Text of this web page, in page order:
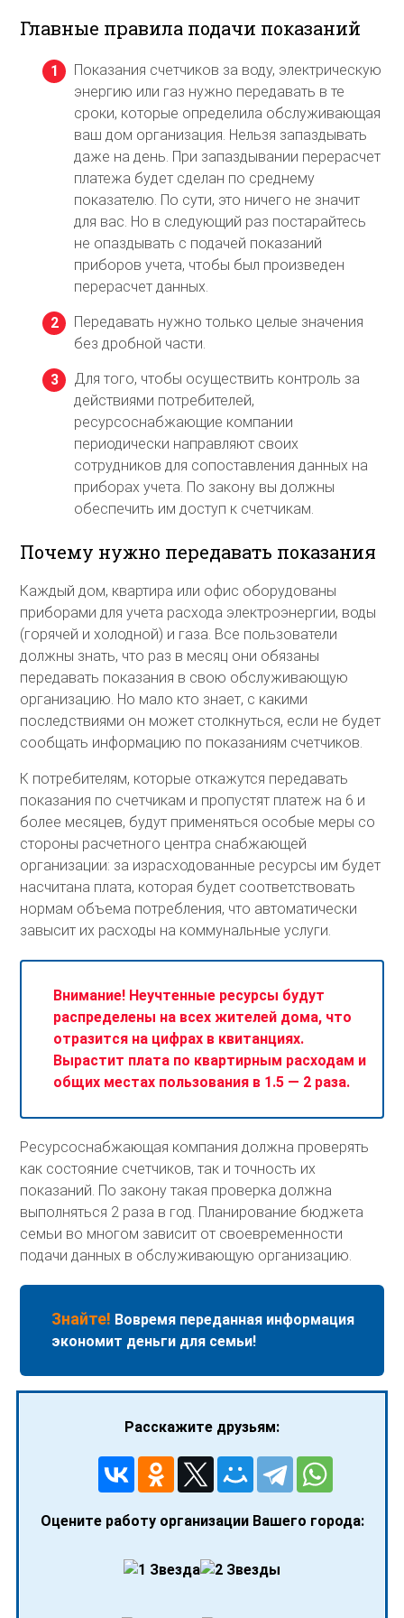
Главные правила подачи показаний
Показания счетчиков за воду, электрическую
энергию или газ нужно передавать в те
сроки, которые определила обслуживающая
ваш дом организация. Нельзя запаздывать
даже на день. При запаздывании перерасчет
платежа будет сделан по среднему
показателю. По сути, это ничего не значит
для вас. Но в следующий раз постарайтесь
не опаздывать с подачей показаний
приборов учета, чтобы был произведен
перерасчет данных.
Передавать нужно только целые значения
без дробной части.
Для того, чтобы осуществить контроль за
действиями потребителей,
ресурсоснабжающие компании
периодически направляют своих
сотрудников для сопоставления данных на
приборах учета. По закону вы должны
обеспечить им доступ к счетчикам.
Почему нужно передавать показания
Каждый дом, квартира или офис оборудованы
приборами для учета расхода электроэнергии, воды
(горячей и холодной) и газа. Все пользователи
должны знать, что раз в месяц они обязаны
передавать показания в свою обслуживающую
организацию. Но мало кто знает, с какими
последствиями он может столкнуться, если не будет
сообщать информацию по показаниям счетчиков.
К потребителям, которые откажутся передавать
показания по счетчикам и пропустят платеж на 6 и
более месяцев, будут применяться особые меры со
стороны расчетного центра снабжающей
организации: за израсходованные ресурсы им будет
насчитана плата, которая будет соответствовать
нормам объема потребления, что автоматически
завысит их расходы на коммунальные услуги.
Внимание! Неучтенные ресурсы будут
распределены на всех жителей дома, что
отразится на цифрах в квитанциях.
Вырастит плата по квартирным расходам и
общих местах пользования в 1.5 — 2 раза.
Ресурсоснабжающая компания должна проверять
как состояние счетчиков, так и точность их
показаний. По закону такая проверка должна
выполняться 2 раза в год. Планирование бюджета
семьи во многом зависит от своевременности
подачи данных в обслуживающую организацию.
Знайте! Вовремя переданная информация
экономит деньги для семьи!
Расскажите друзьям:
Оцените работу организации Вашего города: